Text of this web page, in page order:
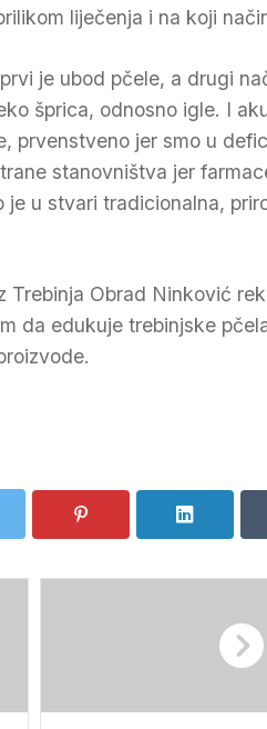
liječenja i na koji
je ubod pčele, a drugi
šprica, odnosno igle. I
prvenstveno jer smo u
stanovništva jer
u stvari tradicionalna,
Trebinja Obrad Ninković
da edukuje trebinjske